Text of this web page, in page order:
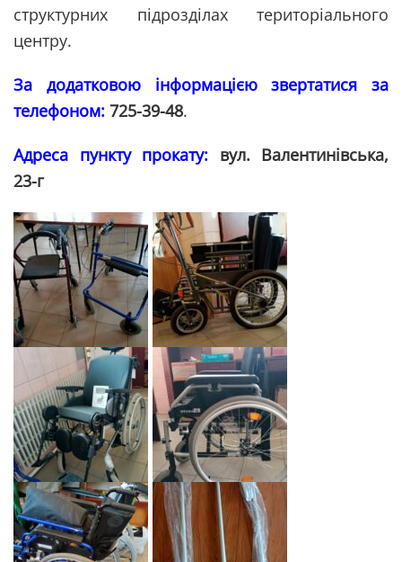
структурних підрозділах територіального
центру.
За додатковою інформацією звертатися за
телефоном: 725-39-48.
Адреса пункту прокату: вул. Валентинівська,
23-г